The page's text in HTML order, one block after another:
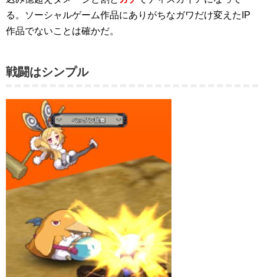
る。ソーシャルゲーム作品にありがちなガワだけ変えたIP
作品でないことは確かだ。
戦闘はシンプル